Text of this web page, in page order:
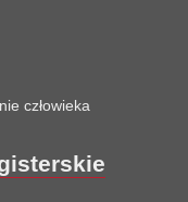
człowieka